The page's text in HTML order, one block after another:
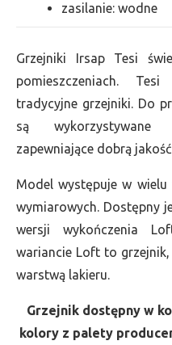
zasilanie: wodne
Grzejniki Irsap Tesi
pomieszczeniach.
tradycyjne grzejniki. Do
są wykorzystywane
zapewniające dobrą
Model występuje w
wymiarowych. Dostępny
wersji wykończenia
wariancie Loft to
warstwą lakieru.
Grzejnik dostępny w
kolory z palety